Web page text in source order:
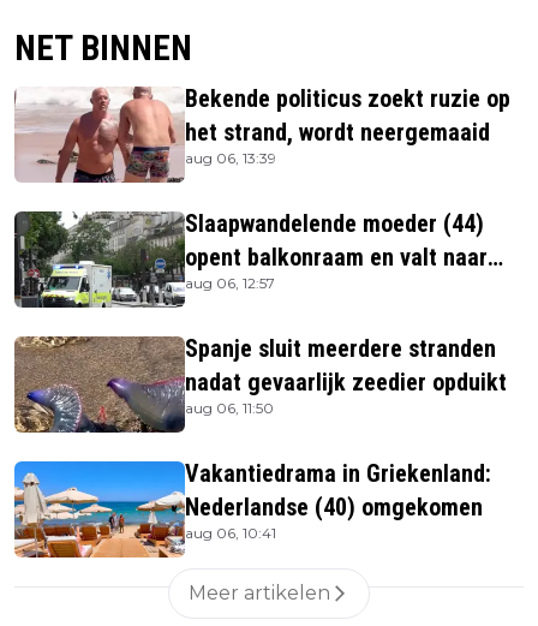
NET BINNEN
Bekende politicus zoekt ruzie op
het strand, wordt neergemaaid
aug 06, 13:39
Slaapwandelende moeder (44)
opent balkonraam en valt naar
beneden
aug 06, 12:57
Spanje sluit meerdere stranden
nadat gevaarlijk zeedier opduikt
aug 06, 11:50
Vakantiedrama in Griekenland:
Nederlandse (40) omgekomen
aug 06, 10:41
Meer artikelen